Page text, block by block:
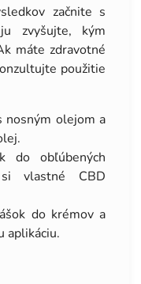
začnite s
zvyšujte, kým
máte zdravotné
použitie
nosným olejom a
do obľúbených
vlastné CBD
do krémov a
aplikáciu.